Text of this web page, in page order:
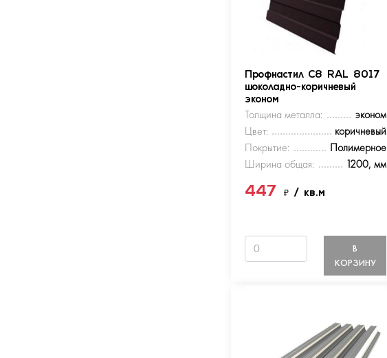
Профнастил С8 RAL 8017
шоколадно-коричневый
эконом
Толщина металла:
эконом
Цвет:
коричневый
Покрытие:
Полимерное
Ширина общая:
1200, мм
447₽/ кв.м
В
КОРЗИНУ